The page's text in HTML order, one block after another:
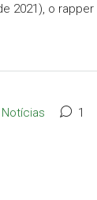
2021), o
Notícias 1